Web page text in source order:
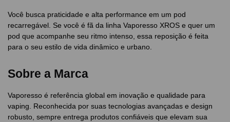
Você busca praticidade e alta performance em um pod
recarregável. Se você é fã da linha Vaporesso XROS e quer um
pod que acompanhe seu ritmo intenso, essa reposição é feita
para o seu estilo de vida dinâmico e urbano.
Sobre a Marca
Vaporesso é referência global em inovação e qualidade para
vaping. Reconhecida por suas tecnologias avançadas e design
robusto, sempre entrega produtos confiáveis que elevam sua